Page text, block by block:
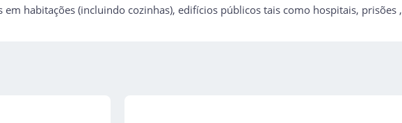
em habitações (incluindo cozinhas), edifícios públicos tais como hospitais, prisões